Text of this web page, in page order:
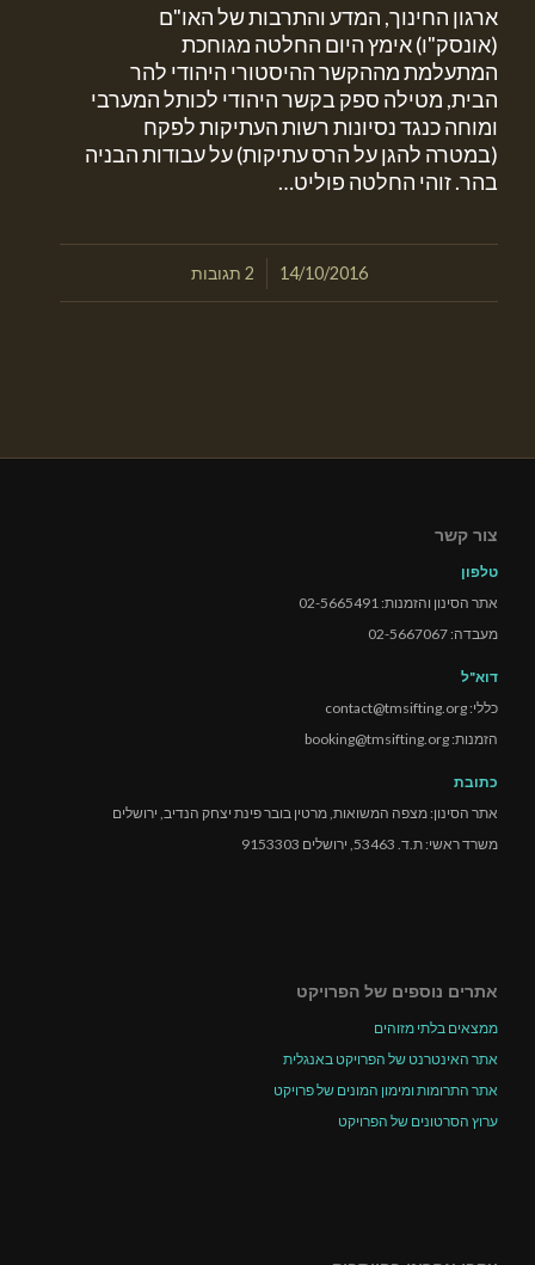
ארגון החינוך, המדע והתרבות של האו"ם
(אונסק"ו) אימץ היום החלטה מגוחכת
המתעלמת מההקשר ההיסטורי היהודי להר
הבית, מטילה ספק בקשר היהודי לכותל המערבי
ומוחה כנגד נסיונות רשות העתיקות לפקח
(במטרה להגן על הרס עתיקות) על עבודות הבניה
בהר. זוהי החלטה פוליט…
14/10/2016
/ 2 תגובות
צור קשר
טלפון
אתר הסינון והזמנות: 02-5665491
מעבדה: 02-5667067
דוא"ל
כללי: contact@tmsifting.org
הזמנות: booking@tmsifting.org
כתובת
אתר הסינון: מצפה המשואות, מרטין בובר פינת יצחק הנדיב, ירושלים
משרד ראשי: ת.ד. 53463, ירושלים 9153303
אתרים נוספים של הפרויקט
ממצאים בלתי מזוהים
אתר האינטרנט של הפרויקט באנגלית
אתר התרומות ומימון המונים של פרויקט
ערוץ הסרטונים של הפרויקט